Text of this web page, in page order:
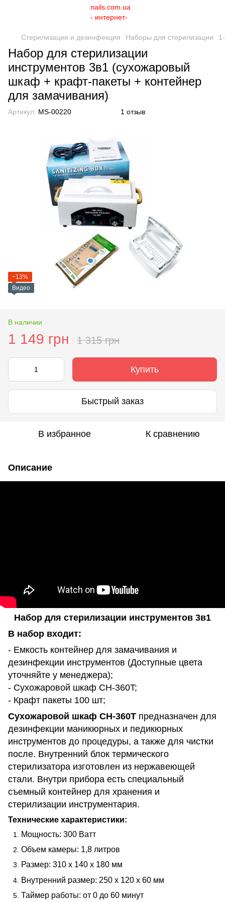
Стерилизация и дезинфекция Наборы для стерилизации
Набор для стерилизации
инструментов 3в1 (сухожаровый
шкаф + крафт-пакеты + контейнер
для замачивания)
Артикул: MS-00220 1 отзыв
−13%
Видео
В наличии
1 149 грн 1 315 грн
Купить
Быстрый заказ
В избранное К сравнению
Описание
Набор для стерилизации инструментов 3в1
В набор входит:
- Емкость контейнер для замачивания и
дезинфекции инструментов (Доступные цвета
уточняйте у менеджера);
- Сухожаровой шкаф CH-360T;
- Крафт пакеты 100 шт;
Сухожаровой шкаф CH-360T предназначен для
дезинфекции маникюрных и педикюрных
инструментов до процедуры, а также для чистки
после. Внутренний блок термического
стерилизатора изготовлен из нержавеющей
стали. Внутри прибора есть специальный
съемный контейнер для хранения и
стерилизации инструментария.
Технические характеристики:
Мощность: 300 Ватт
Объем камеры: 1,8 литров
Размер: 310 x 140 x 180 мм
Внутренний размер: 250 х 120 х 60 мм
Таймер работы: от 0 до 60 минут